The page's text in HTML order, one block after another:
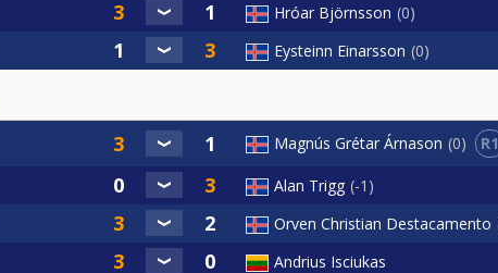
Hróar Björnsson 0
Eysteinn Einarsson 0
Magnús Grétar Árnason 0 R1
Alan Trigg -1
Orven Christian Destacamento
Andrius Isciukas